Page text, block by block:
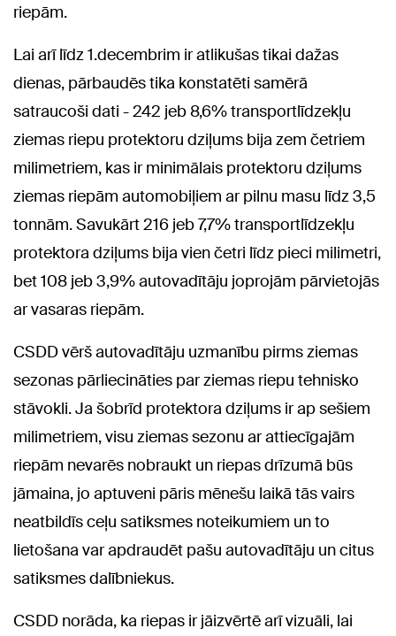
riepām.
Lai arī līdz 1.decembrim ir atlikušas tikai dažas
dienas, pārbaudēs tika konstatēti samērā
satraucoši dati - 242 jeb 8,6% transportlīdzekļu
ziemas riepu protektoru dziļums bija zem četriem
milimetriem, kas ir minimālais protektoru dziļums
ziemas riepām automobiļiem ar pilnu masu līdz 3,5
tonnām. Savukārt 216 jeb 7,7% transportlīdzekļu
protektora dziļums bija vien četri līdz pieci milimetri,
bet 108 jeb 3,9% autovadītāju joprojām pārvietojās
ar vasaras riepām.
CSDD vērš autovadītāju uzmanību pirms ziemas
sezonas pārliecināties par ziemas riepu tehnisko
stāvokli. Ja šobrīd protektora dziļums ir ap sešiem
milimetriem, visu ziemas sezonu ar attiecīgajām
riepām nevarēs nobraukt un riepas drīzumā būs
jāmaina, jo aptuveni pāris mēnešu laikā tās vairs
neatbildīs ceļu satiksmes noteikumiem un to
lietošana var apdraudēt pašu autovadītāju un citus
satiksmes dalībniekus.
CSDD norāda, ka riepas ir jāizvērtē arī vizuāli, lai